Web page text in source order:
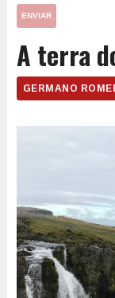
ENVIAR
A terra
GERMANO